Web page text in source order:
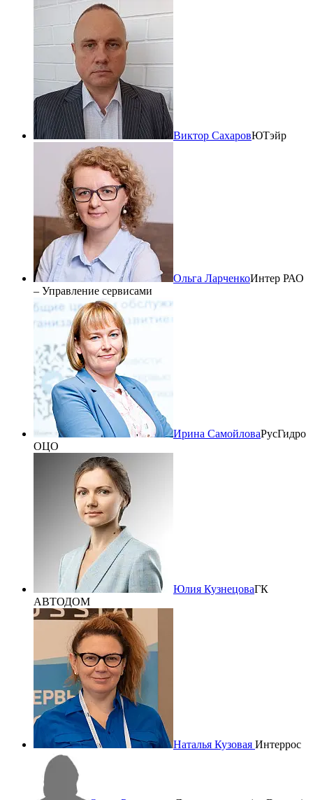
Виктор СахаровЮТэйр
Ольга ЛарченкоИнтер РАО
– Управление сервисами
Ирина СамойловаРусГидро
ОЦО
Юлия КузнецоваГК
АВТОДОМ
Наталья Кузовая Интеррос